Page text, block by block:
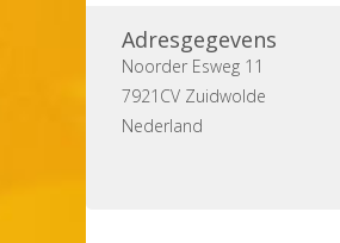
Adresgegevens
Noorder Esweg 11
7921CV Zuidwolde
Nederland